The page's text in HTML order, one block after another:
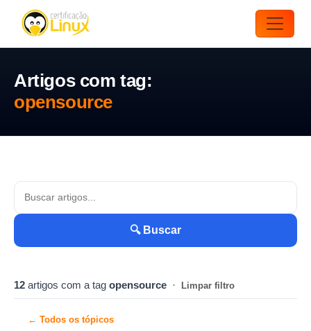
Artigos com tag:
opensource
🔍 Buscar
12 artigos com a tag opensource · Limpar filtro
← Todos os tópicos